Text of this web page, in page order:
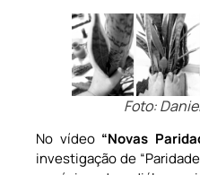
Foto:
No vídeo “Novas
investigação de